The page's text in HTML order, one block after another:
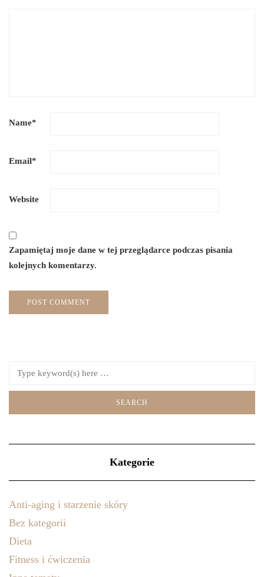
Name*
Email*
Website
Zapamiętaj moje dane w tej przeglądarce podczas pisania
kolejnych komentarzy.
Kategorie
Anti-aging i starzenie skóry
Bez kategorii
Dieta
Fitness i ćwiczenia